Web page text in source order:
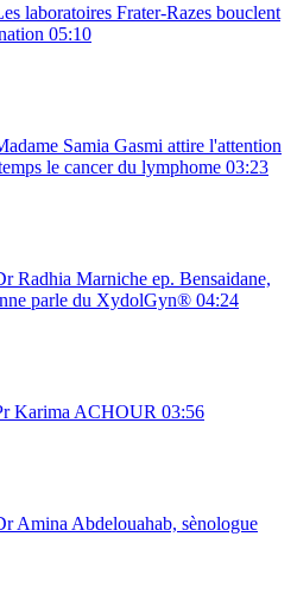
laboratoires Frater-Razes bouclent
05:10
Samia Gasmi attire l'attention
le cancer du lymphome 03:23
Radhia Marniche ep. Bensaidane,
parle du XydolGyn® 04:24
Karima ACHOUR 03:56
Amina Abdelouahab, sènologue